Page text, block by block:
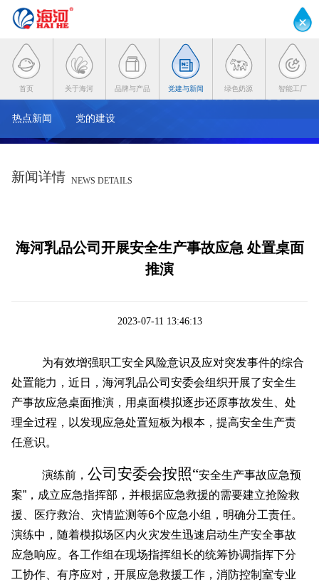
首页 关于海河 品牌与产品 党建与新闻
热点新闻 党的建设
绿色奶源 智能工厂
新闻详情 NEWS DETAILS
海河乳品公司开展安全生产事故应急 处置桌面
推演
2023-07-11 13:46:13
为有效增强职工安全风险意识及应对突发事件的综合
处置能力，近日，海河乳品公司安委会组织开展了安全生
产事故应急桌面推演，用桌面模拟逐步还原事故发生、处
理全过程，以发现应急处置短板为根本，提高安全生产责
任意识。
演练前，公司安委会按照“安全生产事故应急预
案”，成立应急指挥部，并根据应急救援的需要建立抢险救
援、医疗救治、灾情监测等6个应急小组，明确分工责任。
演练中，随着模拟场区内火灾发生迅速启动生产安全事故
应急响应。各工作组在现场指挥组长的统筹协调指挥下分
工协作、有序应对，开展应急救援工作，消防控制室专业